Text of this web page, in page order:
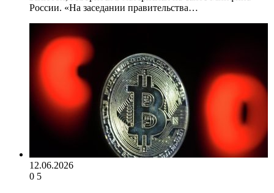
России. «На заседании правительства…
12.06.2026
0 5